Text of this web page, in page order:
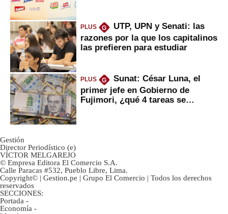
PLUS G
UTP, UPN y Senati: las
razones por la que los capitalinos
las prefieren para estudiar
PLUS G
Sunat: César Luna, el
primer jefe en Gobierno de
Fujimori, ¿qué 4 tareas se
Gestión
Director Periodístico (e)
VÍCTOR MELGAREJO
© Empresa Editora El Comercio S.A.
Calle Paracas #532, Pueblo Libre, Lima.
Copyright© | Gestion.pe | Grupo El Comercio | Todos los derechos
reservados
SECCIONES:
Portada -
Economía -